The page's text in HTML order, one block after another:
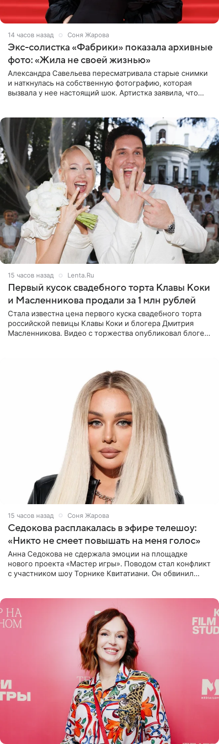
14 часов назад Соня Жарова
Экс-солистка «Фабрики» показала архивные
фото: «Жила не своей жизнью»
Александра Савельева пересматривала старые снимки
и наткнулась на собственную фотографию, которая
вызвала у нее настоящий шок. Артистка заявила, что
15 часов назад Lenta.Ru
Первый кусок свадебного торта Клавы Коки
и Масленникова продали за 1 млн рублей
Стала известна цена первого куска свадебного торта
российской певицы Клавы Коки и блогера Дмитрия
Масленникова. Видео с торжества опубликовал блогер
15 часов назад Соня Жарова
Седокова расплакалась в эфире телешоу:
«Никто не смеет повышать на меня голос»
Анна Седокова не сдержала эмоции на площадке
нового проекта «Мастер игры». Поводом стал конфликт
с участником шоу Торнике Квитатиани. Он обвинил